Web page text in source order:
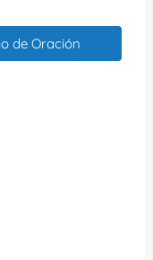
de Oración